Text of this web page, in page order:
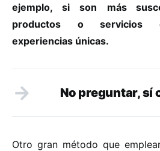
ejemplo, si son
más
productos o servicios
experiencias únicas.
No preguntar, sí
Otro gran método que